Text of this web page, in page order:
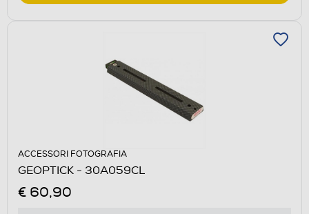
ACCESSORI FOTOGRAFIA
GEOPTICK - 30A059CL
€ 60,90